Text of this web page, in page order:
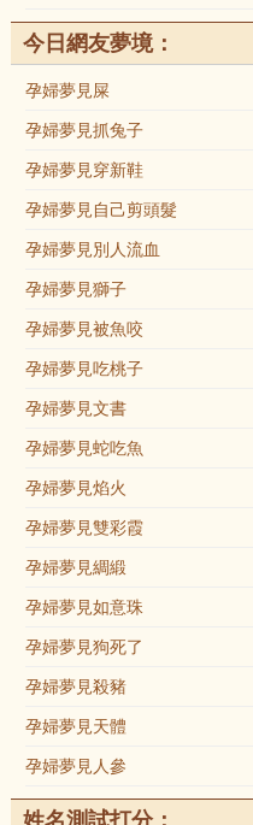
今日網友夢境：
孕婦夢見屎
孕婦夢見抓兔子
孕婦夢見穿新鞋
孕婦夢見自己剪頭髮
孕婦夢見別人流血
孕婦夢見獅子
孕婦夢見被魚咬
孕婦夢見吃桃子
孕婦夢見文書
孕婦夢見蛇吃魚
孕婦夢見焰火
孕婦夢見雙彩霞
孕婦夢見綢緞
孕婦夢見如意珠
孕婦夢見狗死了
孕婦夢見殺豬
孕婦夢見天體
孕婦夢見人參
姓名測試打分：